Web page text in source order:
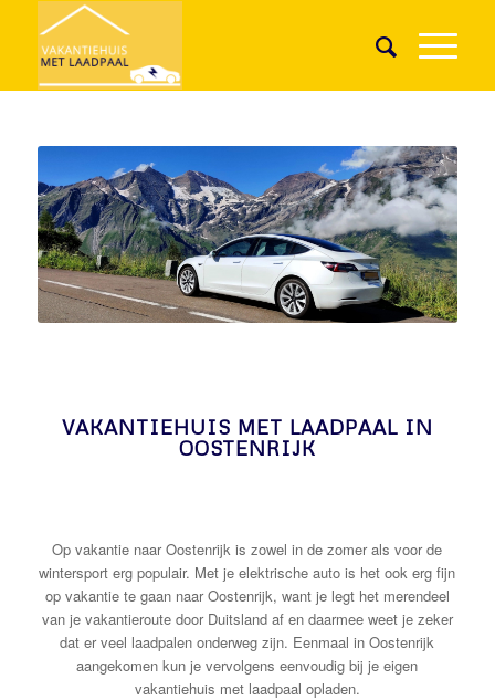
VAKANTIEHUIS MET LAADPAAL IN
OOSTENRIJK
Op vakantie naar Oostenrijk is zowel in de zomer als voor de
wintersport erg populair. Met je elektrische auto is het ook erg fijn
op vakantie te gaan naar Oostenrijk, want je legt het merendeel
van je vakantieroute door Duitsland af en daarmee weet je zeker
dat er veel laadpalen onderweg zijn. Eenmaal in Oostenrijk
aangekomen kun je vervolgens eenvoudig bij je eigen
vakantiehuis met laadpaal opladen.